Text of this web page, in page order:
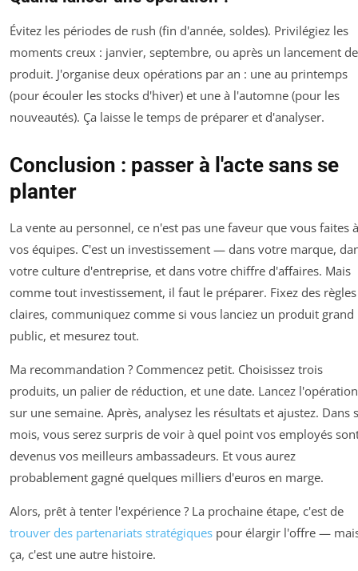
Évitez les périodes de rush (fin d'année, soldes). Privilégiez les
moments creux : janvier, septembre, ou après un lancement de
produit. J'organise deux opérations par an : une au printemps
(pour écouler les stocks d'hiver) et une à l'automne (pour les
nouveautés). Ça laisse le temps de préparer et d'analyser.
Conclusion : passer à l'acte sans se
planter
La vente au personnel, ce n'est pas une faveur que vous faites à
vos équipes. C'est un investissement — dans votre marque,
votre culture d'entreprise, et dans votre chiffre d'affaires. Mais
comme tout investissement, il faut le préparer. Fixez des règles
claires, communiquez comme si vous lanciez un produit grand
public, et mesurez tout.
Ma recommandation ? Commencez petit. Choisissez trois
produits, un palier de réduction, et une date. Lancez l'opération
sur une semaine. Après, analysez les résultats et ajustez. Dans
mois, vous serez surpris de voir à quel point vos employés
devenus vos meilleurs ambassadeurs. Et vous aurez
probablement gagné quelques milliers d'euros en marge.
Alors, prêt à tenter l'expérience ? La prochaine étape, c'est de
trouver des partenariats stratégiques pour élargir l'offre —
ça, c'est une autre histoire.